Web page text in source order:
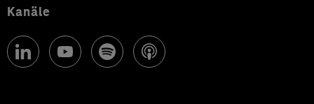
Kanäle